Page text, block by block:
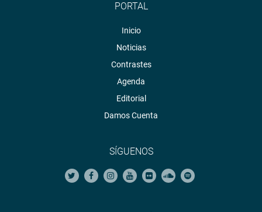
PORTAL
Inicio
Noticias
Contrastes
Agenda
Editorial
Damos Cuenta
SÍGUENOS